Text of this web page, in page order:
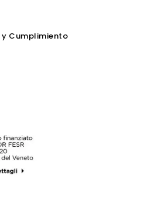
Cumplimiento